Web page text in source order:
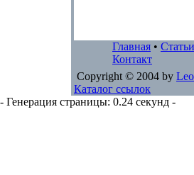
Главная • Статьи
Контакт
Copyright © 2004 by
Каталог ссылок
- Генерация страницы: 0.24 секунд -